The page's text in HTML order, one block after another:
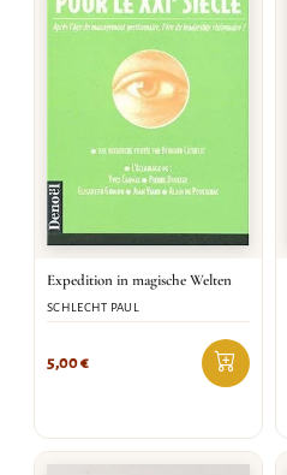
Expedition in magische Welten
SCHLECHT PAUL
5,00€